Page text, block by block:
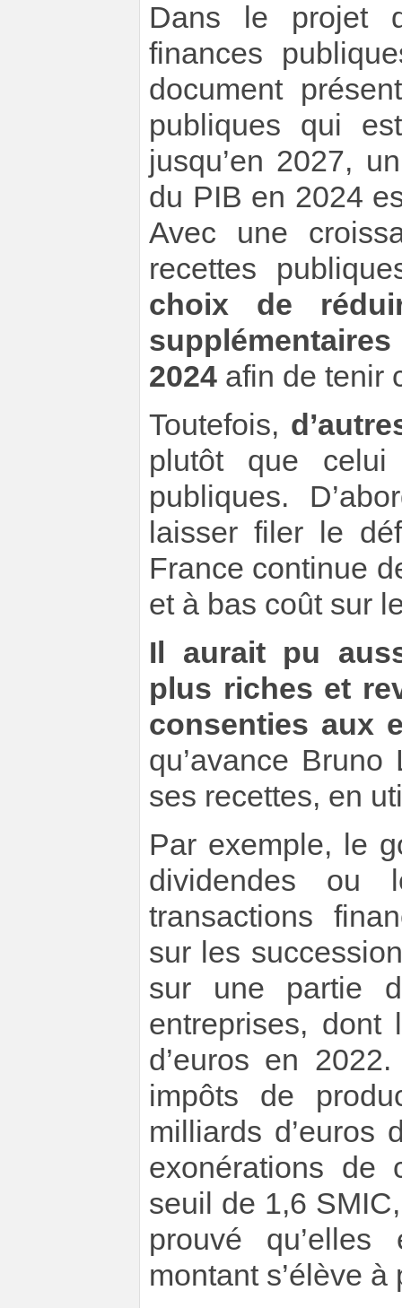
Dans le projet
finances
document
publiques qui
jusqu’en 2027,
du PIB en 2024
Avec une
recettes
choix de
2024 afin de tenir
Toutefois,
plutôt que
publiques.
laisser filer le
France continue
et à bas coût sur
Il aurait pu
plus riches et
consenties aux
qu’avance
ses recettes, en
Par exemple, le
dividendes ou
transactions
sur les
sur une partie
entreprises,
d’euros en
impôts de
milliards d’euros
exonérations de
seuil de 1,6
prouvé
montant s’élève